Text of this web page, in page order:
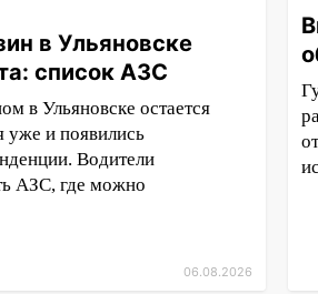
в Ульяновске
список АЗС
в Ульяновске остается
уже и появились
Водители
АЗС, где можно
06.08.2026